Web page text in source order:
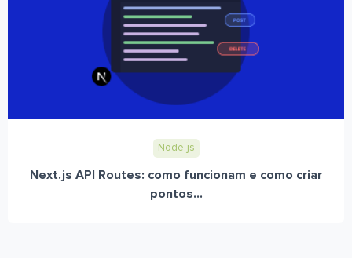
Node.js
Next.js API Routes: como funcionam e como criar
pontos...